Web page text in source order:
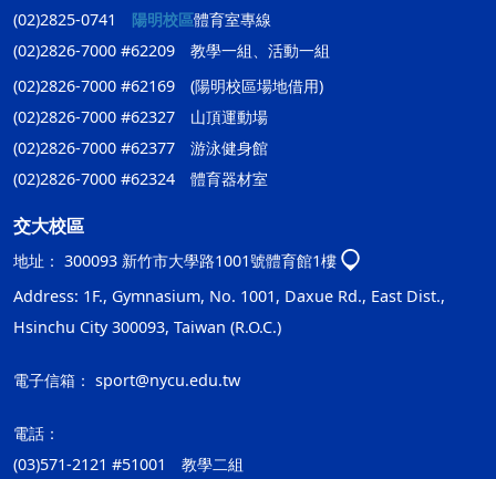
(02)2825-0741 陽明校區體育室專線
(02)2826-7000 #62209 教學一組、活動一組
(02)2826-7000 #62169 (陽明校區場地借用)
(02)2826-7000 #62327 山頂運動場
(02)2826-7000 #62377 游泳健身館
(02)2826-7000 #62324 體育器材室
交大校區
地址： 300093 新竹市大學路1001號體育館1樓
Address: 1F., Gymnasium, No. 1001, Daxue Rd., East Dist.,
Hsinchu City 300093, Taiwan (R.O.C.)
電子信箱： sport@nycu.edu.tw
電話：
(03)571-2121 #51001 教學二組